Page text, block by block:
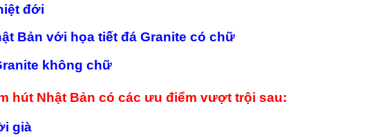
đới
Bản với họa tiết đá Granite có chữ
không chữ
hút Nhật Bản có các ưu điểm vượt trội sau:
già